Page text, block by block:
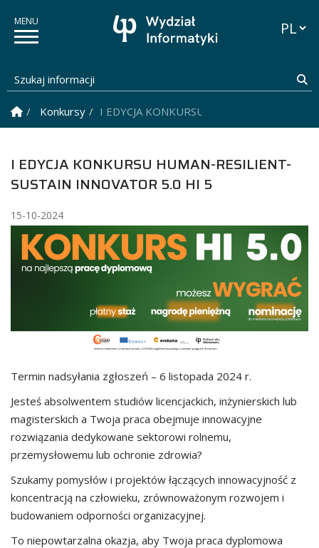
Szukaj informacji
Strona Główna
Konkursy I EDYCJA KONKURSU HUMAN-RESILIENT-
I EDYCJA KONKURSU HUMAN-RESILIENT-
SUSTAIN INNOVATOR 5.0 HI 5
15-10-2024
Termin nadsyłania zgłoszeń – 6 listopada 2024 r.
Jesteś absolwentem studiów licencjackich, inżynierskich lub
magisterskich a Twoja praca obejmuje innowacyjne
rozwiązania dedykowane sektorowi rolnemu,
przemysłowemu lub ochronie zdrowia?
Szukamy pomysłów i projektów łączących innowacyjność z
koncentracją na człowieku, zrównoważonym rozwojem i
budowaniem odporności organizacyjnej.
To niepowtarzalna okazja, aby Twoja praca dyplomowa